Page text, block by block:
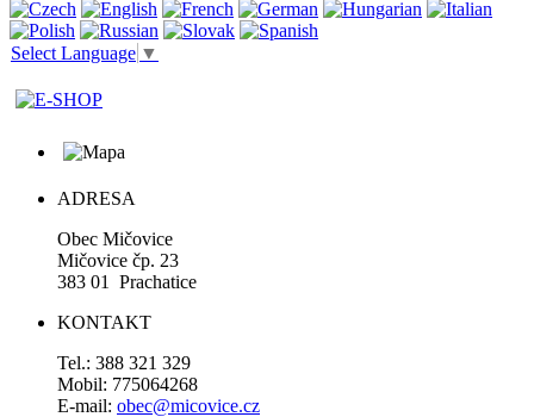
Select Language ▼
ADRESA
Obec Mičovice
Mičovice čp. 23
383 01 Prachatice
KONTAKT
Tel.: 388 321 329
Mobil: 775064268
E-mail: obec@micovice.cz